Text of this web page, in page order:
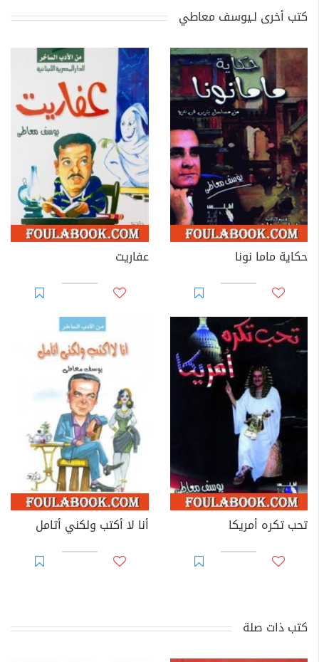
كتب أخرى لـيوسف معاطي
حكاية ماما نونا عفاريت
تحب تكره أمريكا أنا لا أكتب ولكني أتامل
كتب ذات صلة